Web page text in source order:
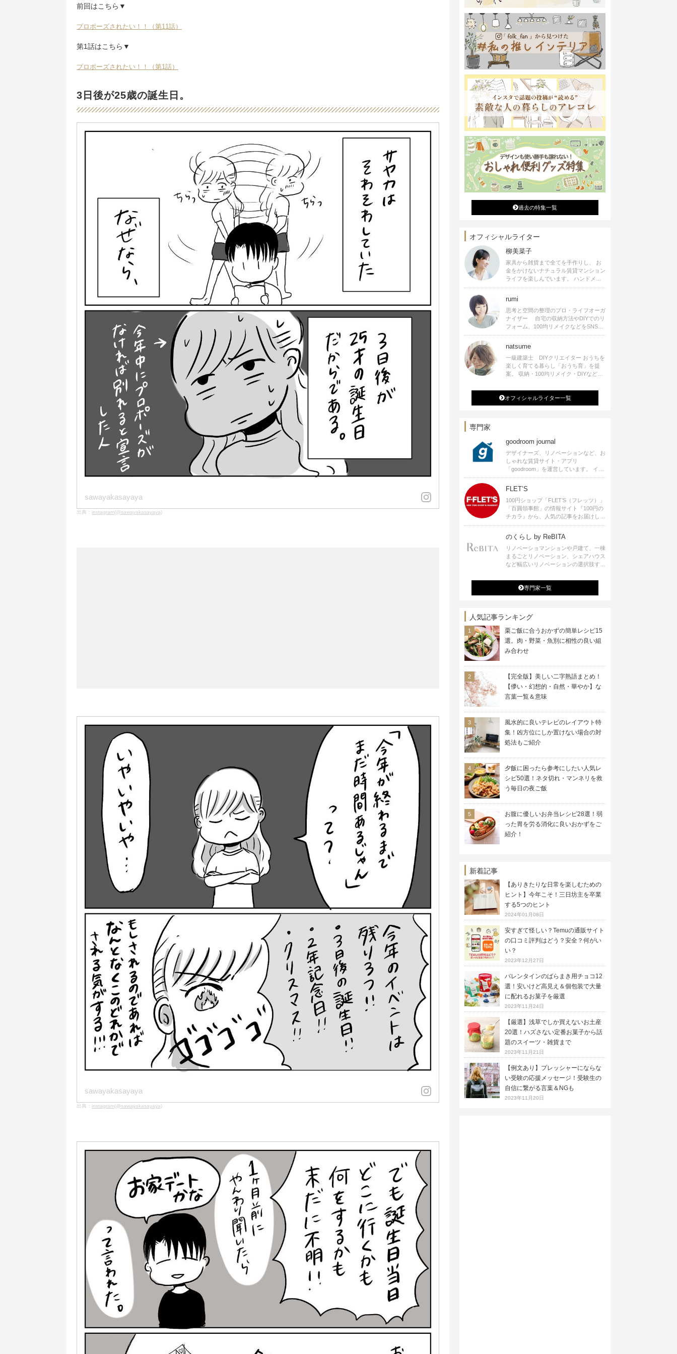
前回はこちら▼
プロポーズされたい！！（第11話）
第1話はこちら▼
プロポーズされたい！！（第1話）
3日後が25歳の誕生日。
sawayakasayaya
出典： instagram(@sawayakasayaya)
sawayakasayaya
出典： instagram(@sawayakasayaya)
過去の特集一覧
オフィシャルライター
柳美菜子
家具から雑貨まで全てを手作りし、 お
金をかけないナチュラル賃貸マンション
ライフを楽しんでいます。 ハンドメイ
ド雑貨やインテリアに関する著書も出
ます。
rumi
思考と空間の整理のプロ・ライフオーガ
ナイザー 自宅の収納方法やDIYでのリ
フォーム、100均リメイクなどをSNSで
公開中。 収納やリメイク、インテリア
シピ提供、店舗プロデュース 2016年９
月に宝島社より【Rumiのおうち時間を
楽しむインテリア】を出版しました。
natsume
一級建築士 DIYクリエイター おうちを
楽しく育てる暮らし「おうち育」を提
案。 収納・100均リメイク・DIYなどお
発信中。 著書 なつめさんちの新しい
のになつかしいアンティークな部屋つく
り 雑誌掲載・TV出演・コラム執筆・
オフィシャルライター一覧
専門家
goodroom journal
デザイナーズ、リノベーションなど、お
しゃれな賃貸サイト・アプリ
「goodroom」を運営しています。 イン
テリアや、ひとり暮らし、ふたり暮らし
のアイディアなど、賃貸でも自分らしい
暮らしを楽しむためのヒントをお届けし
ます。
FLET’S
100円ショップ「FLET’S（フレッツ）」
「百圓領事館」の情報サイト『100円の
チカラ』から、人気の記事をお届けしま
す。
のくらし by ReBITA
リノベーショマンションや戸建て、一棟
まるごとリノベーション、シェアハウス
など幅広いリノベーションの選択肢すべ
ジ・シェアスペースなど、「住む」だけ
ではなく「働く」「遊ぶ」「学ぶ」「旅
する」といった領域でも、暮らしや生き
専門家一覧
人気記事ランキング
栗ご飯に合うおかずの簡単レシピ15
選。肉・野菜・魚別に相性の良い組
み合わせ
【完全版】美しい二字熟語まとめ！
【儚い・幻想的・自然・華やか】な
言葉一覧＆意味
風水的に良いテレビのレイアウト特
集！凶方位にしか置けない場合の対
処法もご紹介
夕飯に困ったら参考にしたい人気レ
シピ50選！ネタ切れ・マンネリを救
う毎日の夜ご飯
お腹に優しいお弁当レシピ28選！弱
った胃を労る消化に良いおかずをご
紹介！
新着記事
【ありきたりな日常を楽しむための
ヒント】今年こそ！三日坊主を卒業
する5つのヒント
2024年01月08日
安すぎて怪しい？Temuの通販サイト
の口コミ評判はどう？安全？何がい
い？
2023年12月27日
バレンタインのばらまき用チョコ12
選！安いけど高見え＆個包装で大量
に配れるお菓子を厳選
2023年11月24日
【厳選】浅草でしか買えないお土産
20選！ハズさない定番お菓子から話
題のスイーツ・雑貨まで
2023年11月21日
【例文あり】プレッシャーにならな
い受験の応援メッセージ！受験生の
自信に繋がる言葉＆NGも
2023年11月20日